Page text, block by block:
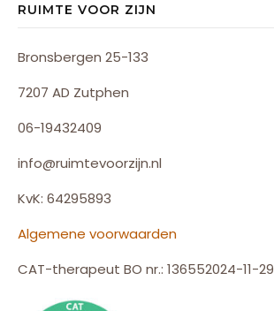
RUIMTE VOOR ZIJN
Bronsbergen 25-133
7207 AD Zutphen
06-19432409
info@ruimtevoorzijn.nl
KvK: 64295893
Algemene voorwaarden
CAT-therapeut BO nr.: 136552024-11-29